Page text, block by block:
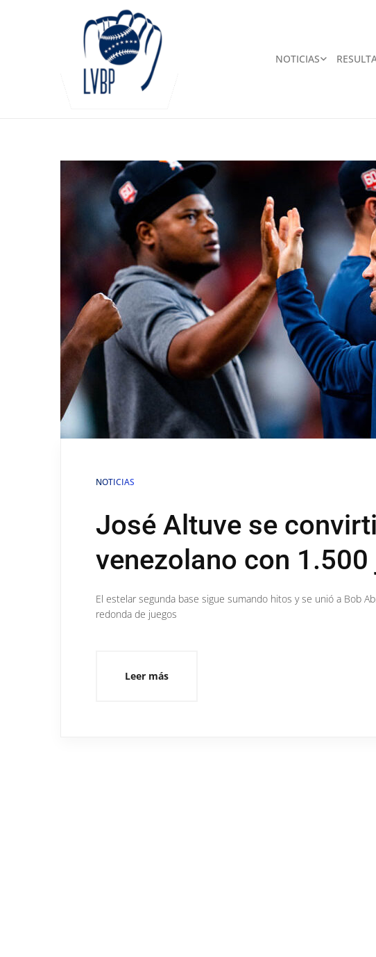
NOTICIAS
NOTICIAS
José Altuve se
venezolano con 1.500
El estelar segunda base sigue sumando hitos y se unió a Bob
redonda de juegos
Leer más